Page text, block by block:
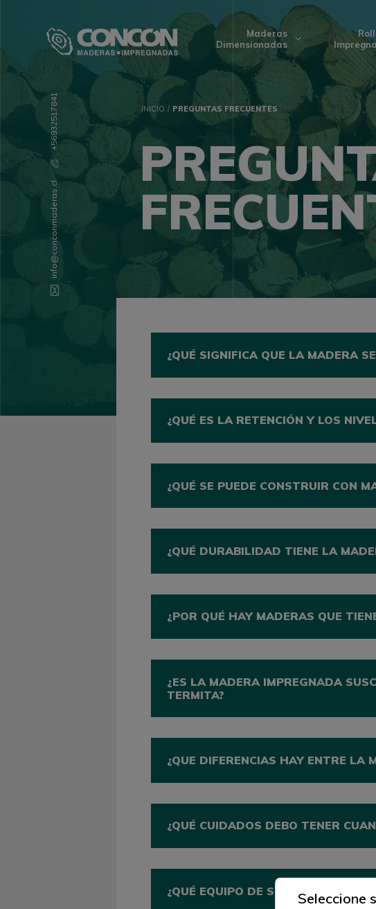
Seleccione
Maderas
Dimensionadas
INICIO / PREGUNTAS FRECUENTES
info@conconmaderas.cl
+56932517841
¿QUÉ SIGNIFICA QUE LA MADERA
¿QUÉ ES LA RETENCIÓN Y LOS
¿QUÉ SE PUEDE CONSTRUIR CON
¿QUÉ DURABILIDAD TIENE LA
¿POR QUÉ HAY MADERAS QUE
¿ES LA MADERA IMPREGNADA
TERMITA?
¿QUE DIFERENCIAS HAY ENTRE LA
¿QUÉ CUIDADOS DEBO TENER
¿QUÉ EQUIPO DE SEGURIDAD